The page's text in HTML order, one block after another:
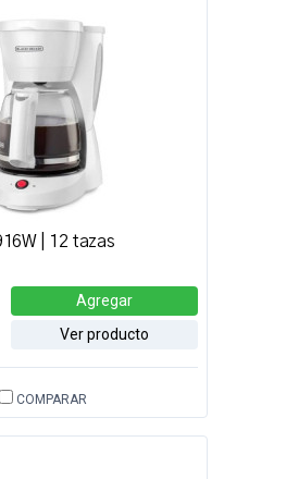
| 12 tazas
Agregar
Ver producto
COMPARAR